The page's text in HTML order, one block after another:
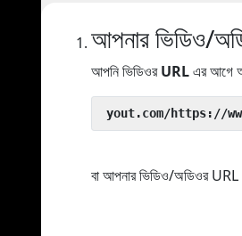
আপনার ভিডিও/
আপনি ভিডিওরURLএর আগে
yout.com/https://
বা আপনার ভিডিও/অডিওর URL